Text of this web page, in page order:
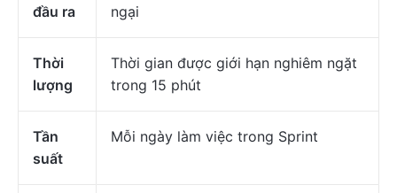
đầu ra
ngại
Thời
lượng
Thời gian được giới hạn nghiêm ngặt
trong 15 phút
Tần
suất
Mỗi ngày làm việc trong Sprint